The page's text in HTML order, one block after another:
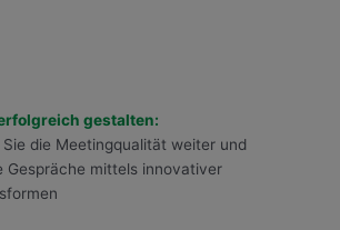
gestalten:
Sie die Meetingqualität weiter und
Gespräche mittels innovativer